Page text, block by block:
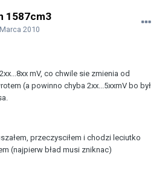
1587cm3
2010
mV, co chwile sie zmienia od
(a powinno chyba 2xx...5xxmV bo był
przeczysciłem i chodzi leciutko
(najpierw bład musi zniknac)